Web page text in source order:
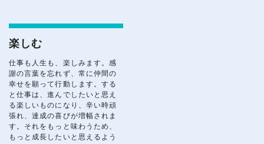
楽しむ
仕事も人生も、楽しみます。感
謝の言葉を忘れず、常に仲間の
幸せを願って行動します。する
と仕事は、進んでしたいと思え
る楽しいものになり、辛い時頑
張れ、達成の喜びが増幅されま
す。それをもっと味わうため、
もっと成長したいと思えるよう